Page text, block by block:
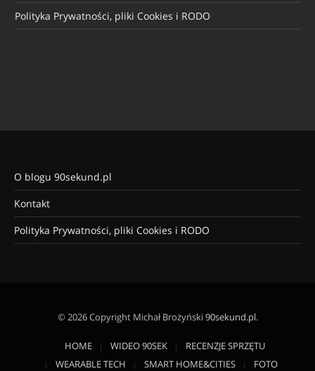
Polityka Prywatności, pliki Cookies i RODO
O blogu 90sekund.pl
Kontakt
Polityka Prywatności, pliki Cookies i RODO
© 2026 Copyright Michał Brożyński90sekund.pl.
HOME WIDEO 90SEK
RECENZJE SPRZĘTU
WEARABLE TECH
SMART HOME&CITIES FOTO